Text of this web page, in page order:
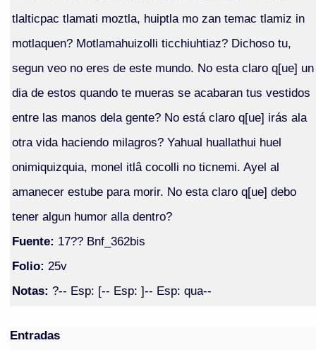
tlalticpac tlamati moztla, huiptla mo zan temac tlamiz in
motlaquen? Motlamahuizolli ticchiuhtiaz? Dichoso tu,
segun veo no eres de este mundo. No esta claro q[ue] un
dia de estos quando te mueras se acabaran tus vestidos
entre las manos dela gente? No está claro q[ue] irás ala
otra vida haciendo milagros? Yahual huallathui huel
onimiquizquia, monel itlâ cocolli no ticnemi. Ayel al
amanecer estube para morir. No esta claro q[ue] debo
tener algun humor alla dentro?
Fuente: 17?? Bnf_362bis
Folio: 25v
Notas: ?-- Esp: [-- Esp: ]-- Esp: qua--
Entradas